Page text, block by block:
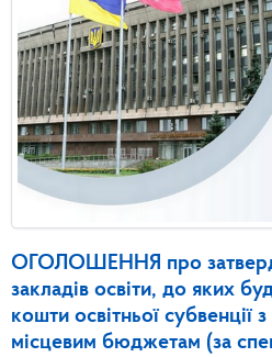
ОГОЛОШЕННЯ про
закладів освіти, до яких
кошти освітньої
місцевим бюджетам (за